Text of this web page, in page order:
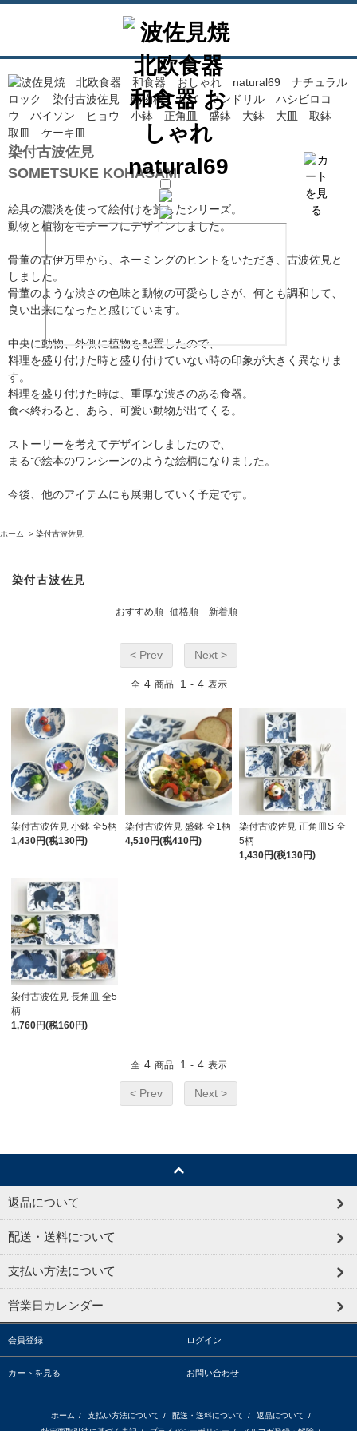
染付古波佐見
SOMETSUKE KOHASAMI
絵具の濃淡を使って絵付けを施したシリーズ。
動物と植物をモチーフにデザインしました。
骨董の古伊万里から、ネーミングのヒントをいただき、古波佐見と
しました。
骨董のような渋さの色味と動物の可愛らしさが、何とも調和して、
良い出来になったと感じています。
中央に動物、外側に植物を配置したので、
料理を盛り付けた時と盛り付けていない時の印象が大きく異なりま
す。
料理を盛り付けた時は、重厚な渋さのある食器。
食べ終わると、あら、可愛い動物が出てくる。
ストーリーを考えてデザインしましたので、
まるで絵本のワンシーンのような絵柄になりました。
今後、他のアイテムにも展開していく予定です。
ホーム > 染付古波佐見
染付古波佐見
おすすめ順 価格順 新着順
< Prev Next >
全 4 商品 1 - 4 表示
染付古波佐見 小鉢 全5柄
1,430円(税130円)
染付古波佐見 盛鉢 全1柄
4,510円(税410円)
染付古波佐見 正角皿S 全
5柄
1,430円(税130円)
染付古波佐見 長角皿 全5
柄
1,760円(税160円)
全 4 商品 1 - 4 表示
< Prev Next >
返品について
配送・送料について
支払い方法について
営業日カレンダー
会員登録 ログイン
カートを見る お問い合わせ
ホーム / 支払い方法について / 配送・送料について / 返品について /